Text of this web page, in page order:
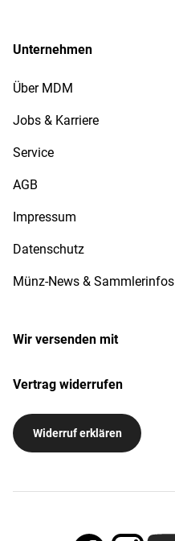
Unternehmen
Über MDM
Jobs & Karriere
Service
AGB
Impressum
Datenschutz
Münz-News & Sammlerinfos
Wir versenden mit
Vertrag widerrufen
Widerruf erklären